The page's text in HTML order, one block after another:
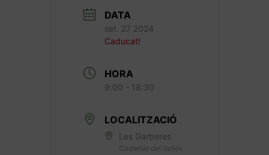
DATA
set. 27 2024
Caducat!
HORA
9:00 - 18:30
LOCALITZACIÓ
Les Garberes
Castellar del Vallès